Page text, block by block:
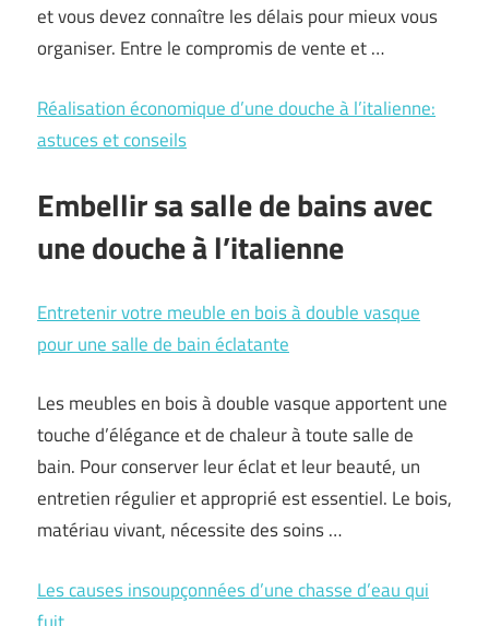
et vous devez connaître les délais pour mieux vous
organiser. Entre le compromis de vente et …
Réalisation économique d’une douche à l’italienne:
astuces et conseils
Embellir sa salle de bains avec
une douche à l’italienne
Entretenir votre meuble en bois à double vasque
pour une salle de bain éclatante
Les meubles en bois à double vasque apportent une
touche d’élégance et de chaleur à toute salle de
bain. Pour conserver leur éclat et leur beauté, un
entretien régulier et approprié est essentiel. Le bois,
matériau vivant, nécessite des soins …
Les causes insoupçonnées d’une chasse d’eau qui